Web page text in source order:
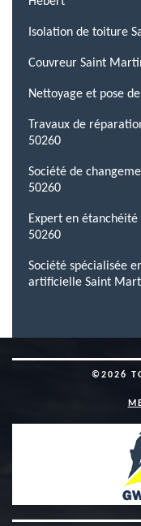
Isolation de toiture
Couvreur Saint
Nettoyage et pose
Travaux de
50260
Société de
50260
Expert en
50260
Société spécialisée
artificielle Saint
©2026